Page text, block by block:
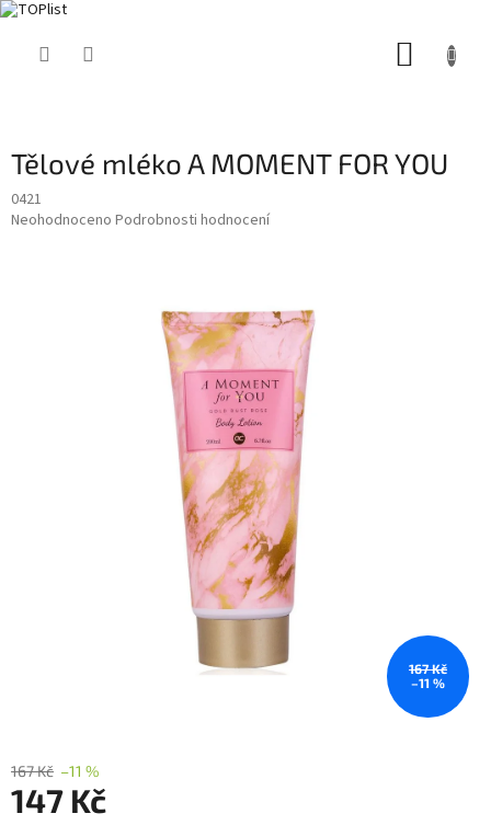
Tělové mléko A MOMENT FOR YOU
0421
Průměrné
Neohodnoceno Podrobnosti hodnocení
167 Kč
–11 %
167 Kč –11 %
147 Kč